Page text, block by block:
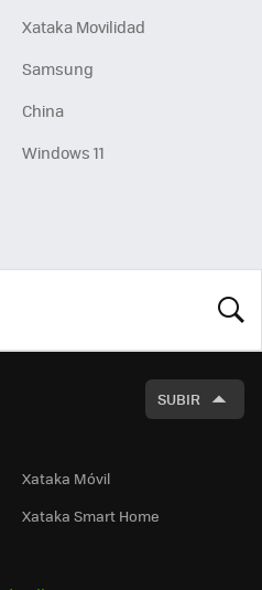
Xataka Movilidad
Samsung
China
Windows 11
SUBIR
Xataka Móvil
Xataka Smart Home